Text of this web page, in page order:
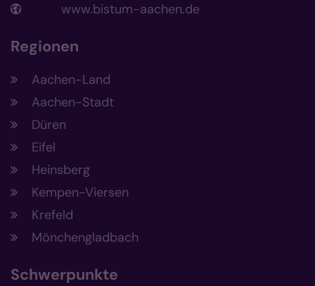
www.bistum-aachen.de
Regionen
Aachen-Land
Aachen-Stadt
Düren
Eifel
Heinsberg
Kempen-Viersen
Krefeld
Mönchengladbach
Schwerpunkte